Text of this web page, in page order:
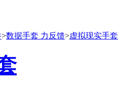
>数据手套 力反馈>虚拟现实手套